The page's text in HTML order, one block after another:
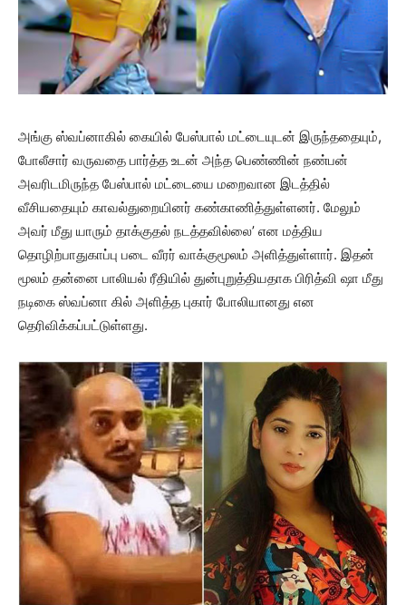
அங்கு ஸ்வப்னாகில் கையில் பேஸ்பால் மட்டையுடன் இருந்ததையும்,
போலீசார் வருவதை பார்த்த உடன் அந்த பெண்ணின் நண்பன்
அவரிடமிருந்த பேஸ்பால் மட்டையை மறைவான இடத்தில்
வீசியதையும் காவல்துறையினர் கண்காணித்துள்ளனர். மேலும்
அவர் மீது யாரும் தாக்குதல் நடத்தவில்லை’ என மத்திய
தொழிற்பாதுகாப்பு படை வீரர் வாக்குமூலம் அளித்துள்ளார். இதன்
மூலம் தன்னை பாலியல் ரீதியில் துன்புறுத்தியதாக பிரித்வி ஷா மீது
நடிகை ஸ்வப்னா கில் அளித்த புகார் போலியானது என
தெரிவிக்கப்பட்டுள்ளது.